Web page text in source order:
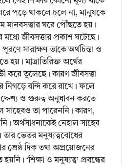
পড়ে থাকলে চলে না, মানুষকে
মানবসত্তার ঘরে পৌঁছতে হয়।
জীবসত্তার প্রকাশ ঘটেছে।
সারাক্ষণ তাকে অর্থচিন্তা ও
হয়। মাত্রাতিরিক্ত অর্থের
তুলেছে। কারণ জীবসত্তা
নিগড়ে বন্দি করে রাখে। ফলে
ও গুরুত্ব অনুধাবন করতে
সাহেবও তা পারেননি। কারণ,
অর্থসাধনাকেই নেহাল সাহেব
তার ভেতর মনুষ্যত্ববোধের
শ্রেষ্ঠ দিক তথা অপ্রয়োজনের
‘শিক্ষা ও মনুষ্যত্ব’ প্রবন্ধের